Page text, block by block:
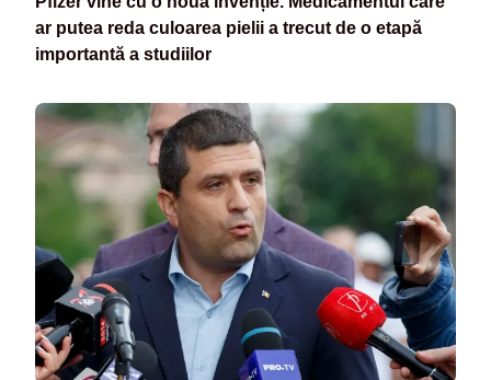
ar putea reda culoarea pielii a trecut de o etapă
importantă a studiilor